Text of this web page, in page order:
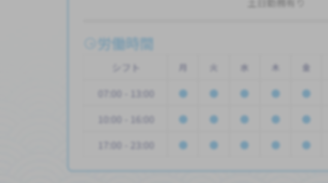
労働時間
シフト 水 木 金
07:00 - 13:00
10:00 - 16:00
17:00 - 23:00